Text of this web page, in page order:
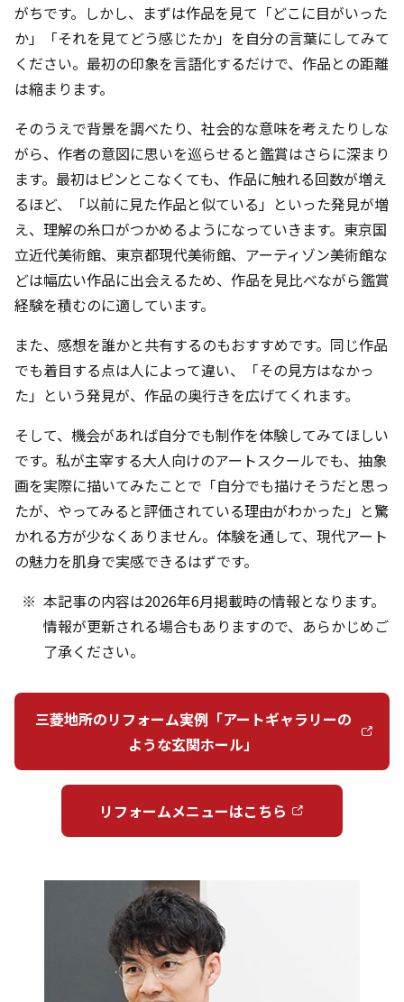
がちです。しかし、まずは作品を見て「どこに目がいった
か」「それを見てどう感じたか」を自分の言葉にしてみて
ください。最初の印象を言語化するだけで、作品との距離
は縮まります。
そのうえで背景を調べたり、社会的な意味を考えたりしな
がら、作者の意図に思いを巡らせると鑑賞はさらに深まり
ます。最初はピンとこなくても、作品に触れる回数が増え
るほど、「以前に見た作品と似ている」といった発見が増
え、理解の糸口がつかめるようになっていきます。東京国
立近代美術館、東京都現代美術館、アーティゾン美術館な
どは幅広い作品に出会えるため、作品を見比べながら鑑賞
経験を積むのに適しています。
また、感想を誰かと共有するのもおすすめです。同じ作品
でも着目する点は人によって違い、「その見方はなかっ
た」という発見が、作品の奥行きを広げてくれます。
そして、機会があれば自分でも制作を体験してみてほしい
です。私が主宰する大人向けのアートスクールでも、抽象
画を実際に描いてみたことで「自分でも描けそうだと思っ
たが、やってみると評価されている理由がわかった」と驚
かれる方が少なくありません。体験を通して、現代アート
の魅力を肌身で実感できるはずです。
本記事の内容は2026年6月掲載時の情報となります。
情報が更新される場合もありますので、あらかじめご
了承ください。
三菱地所のリフォーム実例「アートギャラリーの
ような玄関ホール」
リフォームメニューはこちら